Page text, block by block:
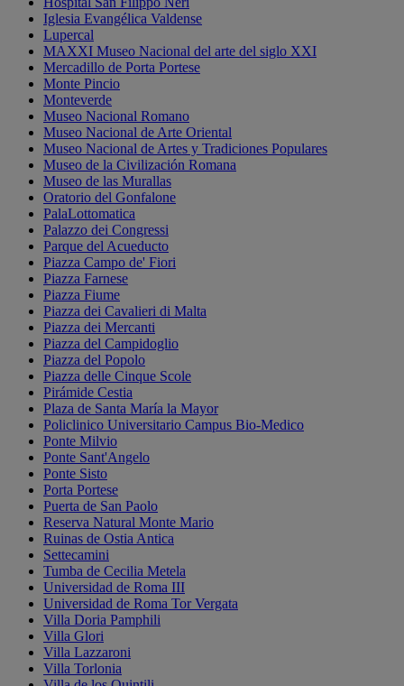
Iglesia Evangélica Valdense
Lupercal
MAXXI Museo Nacional del arte del siglo XXI
Mercadillo de Porta Portese
Monte Pincio
Monteverde
Museo Nacional Romano
Museo Nacional de Arte Oriental
Museo Nacional de Artes y Tradiciones Populares
Museo de la Civilización Romana
Museo de las Murallas
Oratorio del Gonfalone
PalaLottomatica
Palazzo dei Congressi
Parque del Acueducto
Piazza Campo de' Fiori
Piazza Farnese
Piazza Fiume
Piazza dei Cavalieri di Malta
Piazza dei Mercanti
Piazza del Campidoglio
Piazza del Popolo
Piazza delle Cinque Scole
Pirámide Cestia
Plaza de Santa María la Mayor
Policlinico Universitario Campus Bio-Medico
Ponte Milvio
Ponte Sant'Angelo
Ponte Sisto
Porta Portese
Puerta de San Paolo
Reserva Natural Monte Mario
Ruinas de Ostia Antica
Settecamini
Tumba de Cecilia Metela
Universidad de Roma III
Universidad de Roma Tor Vergata
Villa Doria Pamphili
Villa Glori
Villa Lazzaroni
Villa Torlonia